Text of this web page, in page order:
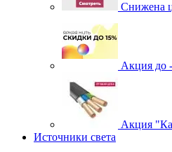
Cнижена
Акция до
Акция
Источники света